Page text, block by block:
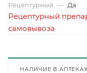
Рецептурный — Да
Рецептурный
самовывоза
НАЛИЧИЕ В АПТЕКАХ